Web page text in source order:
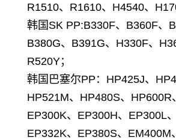
R1510、R1610、H4540、
韩国SK PP:B330F、B360F、
B380G、B391G、H330F、
R520Y；
韩国巴塞尔PP：HP425J、
HP521M、HP480S、HP600R
EP300K、EP300H、EP300L
EP332K、EP380S、EM400M